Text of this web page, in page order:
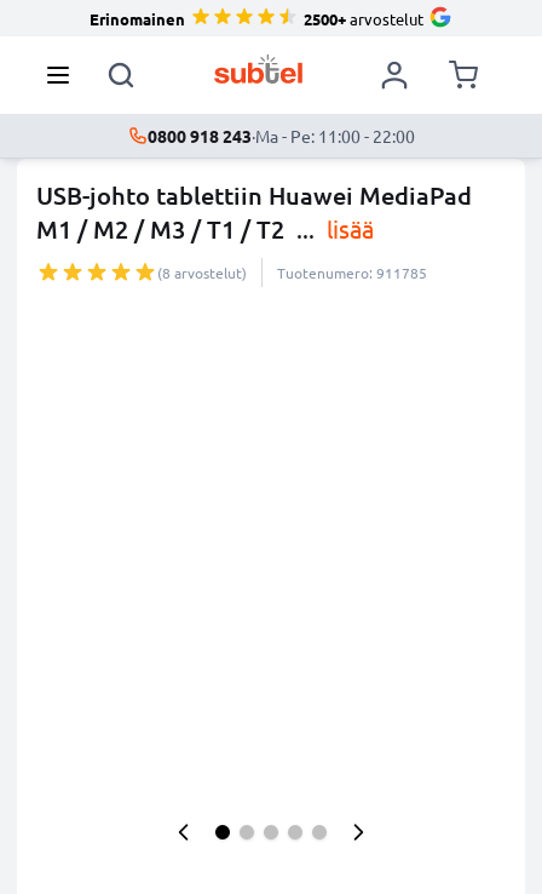
Erinomainen 2500+arvostelut
0800 918 243·Ma - Pe: 11:00 - 22:00
USB-johto tablettiin Huawei MediaPad
M1 / M2 / M3 / T1 / T2 ... lisää
(8 arvostelut) Tuotenumero: 911785